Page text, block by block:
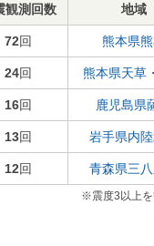
観測回数
地域
72回 熊本県
24回 熊本県天草
16回 鹿児島県
13回 岩手県内
12回 青森県三
※震度3以上を